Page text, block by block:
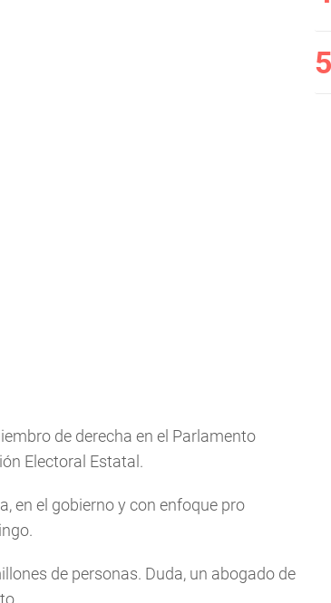
de derecha en el Parlamento
Electoral Estatal.
en el gobierno y con enfoque pro
de personas. Duda, un abogado de